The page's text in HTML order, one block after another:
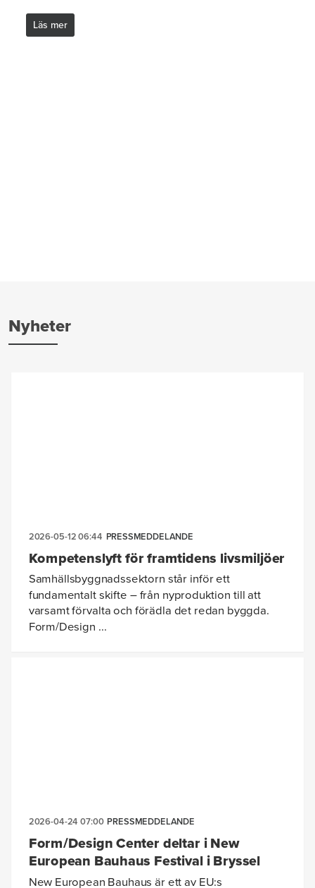
Läs mer
Nyheter
2026-05-12 06:44 PRESSMEDDELANDE
Kompetenslyft för framtidens livsmiljöer
Samhällsbyggnadssektorn står inför ett
fundamentalt skifte – från nyproduktion till att
varsamt förvalta och förädla det redan byggda.
Form/Design ...
2026-04-24 07:00 PRESSMEDDELANDE
Form/Design Center deltar i New
European Bauhaus Festival i Bryssel
New European Bauhaus är ett av EU:s